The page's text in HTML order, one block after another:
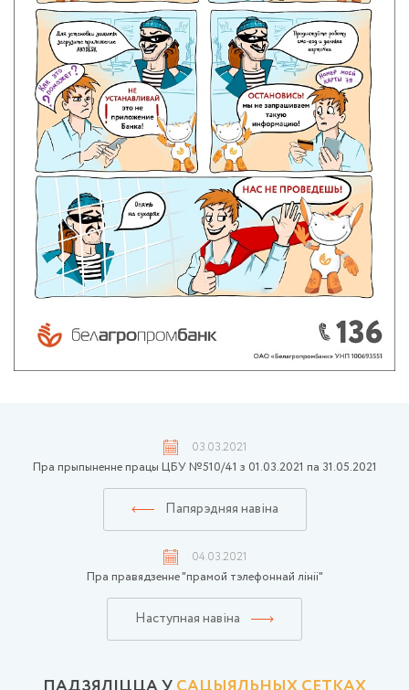
03.03.2021
Пра прыпыненне працы ЦБУ №510/41 з 01.03.2021 па 31.05.2021
Папярэдняя навіна
04.03.2021
Пра правядзенне "прамой тэлефоннай лініі"
Наступная навіна